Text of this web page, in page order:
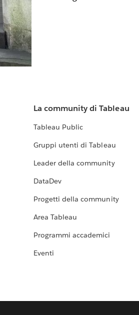
La community di Tableau
Tableau Public
Gruppi utenti di Tableau
Leader della community
DataDev
Progetti della community
Area Tableau
Programmi accademici
Eventi